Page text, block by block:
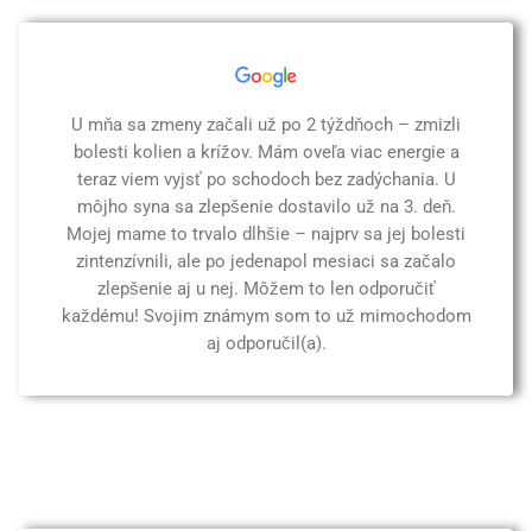
U mňa sa zmeny začali už po 2 týždňoch – zmizli
bolesti kolien a krížov. Mám oveľa viac energie a
teraz viem vyjsť po schodoch bez zadýchania. U
môjho syna sa zlepšenie dostavilo už na 3. deň.
Mojej mame to trvalo dlhšie – najprv sa jej bolesti
zintenzívnili, ale po jedenapol mesiaci sa začalo
zlepšenie aj u nej. Môžem to len odporučiť
každému! Svojim známym som to už mimochodom
aj odporučil(a).